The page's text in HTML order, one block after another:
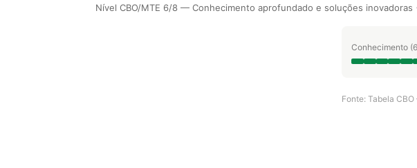
Nível CBO/MTE 6/8 — Conhecimento aprofundado e soluções inovadoras
Conhecimento
Fonte: Tabela